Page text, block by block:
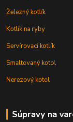
Železný kotlík
Kotlík na ryby
Servírovací kotlík
Smaltovaný kotol
Nerezový kotol
Súpravy na